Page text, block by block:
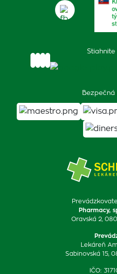
Pharmacy,
Oravská 2,
Lekáreň
Sabinovská 15,
IČO:
Stiahnite